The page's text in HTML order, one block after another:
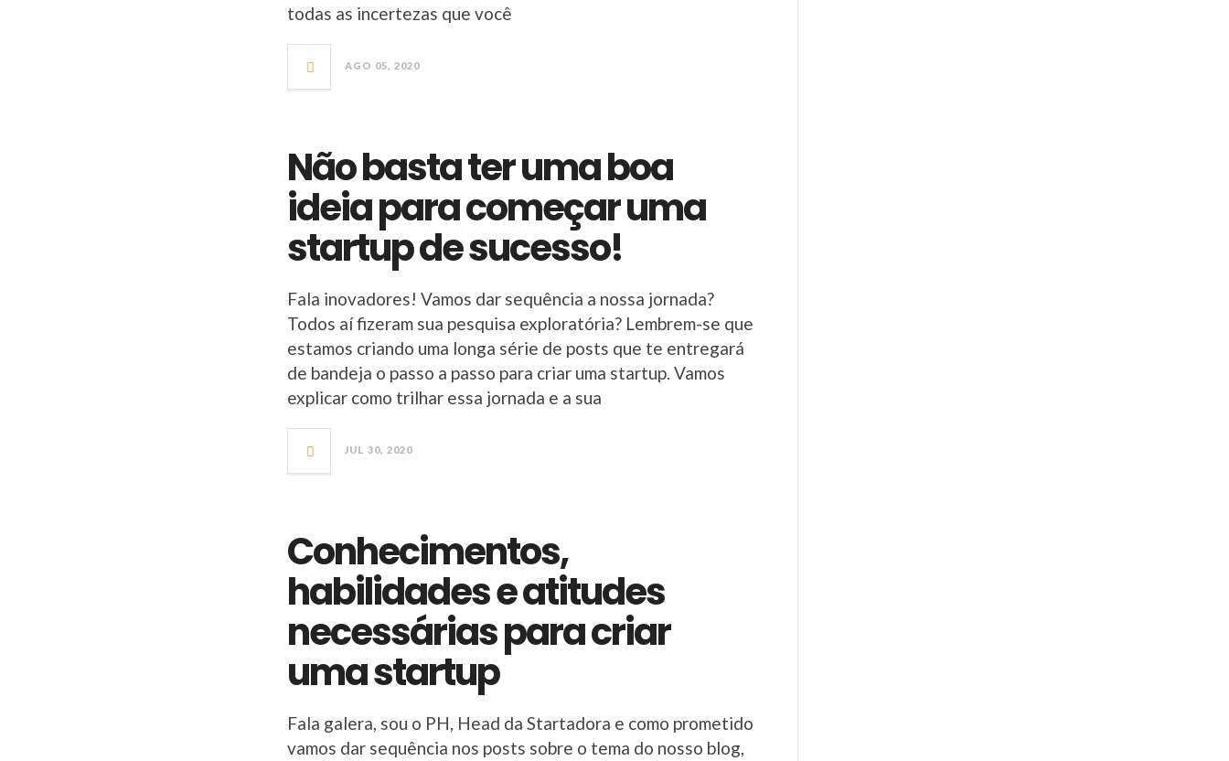
todas as incertezas que você
AGO 05, 2020
Não basta ter uma boa
ideia para começar uma
startup de sucesso!
Fala inovadores! Vamos dar sequência a nossa jornada?
Todos aí fizeram sua pesquisa exploratória? Lembrem-se que
estamos criando uma longa série de posts que te entregará
de bandeja o passo a passo para criar uma startup. Vamos
explicar como trilhar essa jornada e a sua
JUL 30, 2020
Conhecimentos,
habilidades e atitudes
necessárias para criar
uma startup
Fala galera, sou o PH, Head da Startadora e como prometido
vamos dar sequência nos posts sobre o tema do nosso blog,